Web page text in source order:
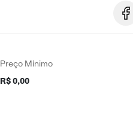
Preço Mínimo
R$ 0,00